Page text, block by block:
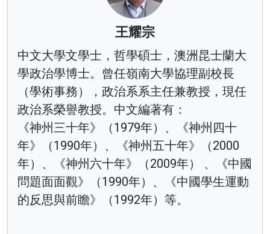
王耀宗
中文大學文學士，哲學碩士，澳洲昆士蘭大
學政治學博士。曾任嶺南大學協理副校長
（學術事務），政治系系主任兼教授，現任
政治系榮譽教授。中文編著有：
《神州三十年》（1979年）、《神州四十
年》（1990年）、《神州五十年》（2000
年）、《神州六十年》（2009年） 、《中國
問題面面觀》（1990年）、《中國學生運動
的反思與前瞻》（1992年）等。